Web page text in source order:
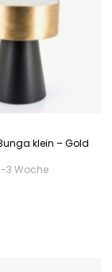
klein – Gold
3 Woche